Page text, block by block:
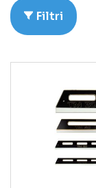
Filtri